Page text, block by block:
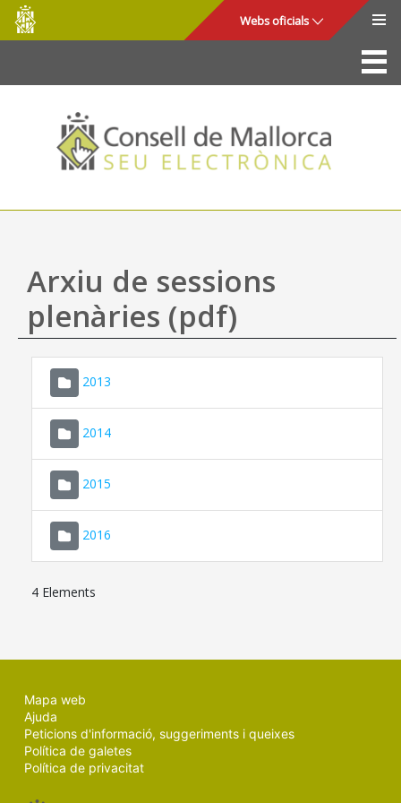
Salta al contingut principal
Consell
de
Mallorca
Webs oficials
La Seu
Consell de Mallorca
Accés i seguretat
Utilitats
Ajuda
Arxiu de sessions
plenàries (pdf)
2013
2014
2015
2016
4 Elements
Mapa web
Ajuda
Peticions d'informació, suggeriments i queixes
Política de galetes
Política de privacitat